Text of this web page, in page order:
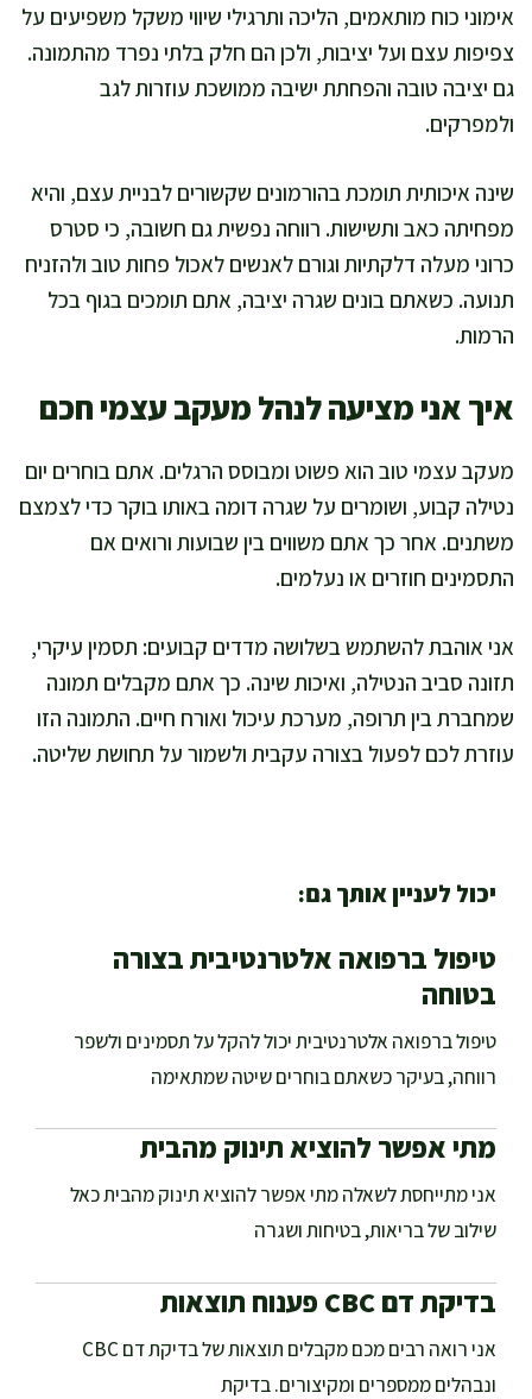
אימוני כוח מותאמים, הליכה ותרגילי שיווי משקל משפיעים על
צפיפות עצם ועל יציבות, ולכן הם חלק בלתי נפרד מהתמונה.
גם יציבה טובה והפחתת ישיבה ממושכת עוזרות לגב
ולמפרקים.
שינה איכותית תומכת בהורמונים שקשורים לבניית עצם, והיא
מפחיתה כאב ותשישות. רווחה נפשית גם חשובה, כי סטרס
כרוני מעלה דלקתיות וגורם לאנשים לאכול פחות טוב ולהזניח
תנועה. כשאתם בונים שגרה יציבה, אתם תומכים בגוף בכל
הרמות.
איך אני מציעה לנהל מעקב עצמי חכם
מעקב עצמי טוב הוא פשוט ומבוסס הרגלים. אתם בוחרים יום
נטילה קבוע, ושומרים על שגרה דומה באותו בוקר כדי לצמצם
משתנים. אחר כך אתם משווים בין שבועות ורואים אם
התסמינים חוזרים או נעלמים.
אני אוהבת להשתמש בשלושה מדדים קבועים: תסמין עיקרי,
תזונה סביב הנטילה, ואיכות שינה. כך אתם מקבלים תמונה
שמחברת בין תרופה, מערכת עיכול ואורח חיים. התמונה הזו
עוזרת לכם לפעול בצורה עקבית ולשמור על תחושת שליטה.
יכול לעניין אותך גם:
טיפול ברפואה אלטרנטיבית בצורה
בטוחה
טיפול ברפואה אלטרנטיבית יכול להקל על תסמינים ולשפר
רווחה, בעיקר כשאתם בוחרים שיטה שמתאימה
מתי אפשר להוציא תינוק מהבית
אני מתייחסת לשאלה מתי אפשר להוציא תינוק מהבית כאל
שילוב של בריאות, בטיחות ושגרה
בדיקת דם CBC פענוח תוצאות
אני רואה רבים מכם מקבלים תוצאות של בדיקת דם CBC
ונבהלים ממספרים ומקיצורים. בדיקת